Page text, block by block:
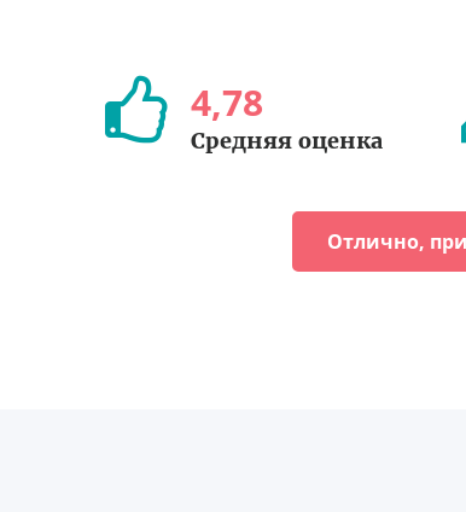
4,78
Средняя оценка
Отлично,